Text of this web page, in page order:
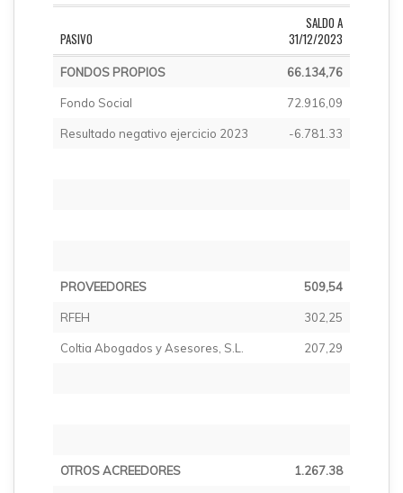
PASIVO
SALDO A
31/12/2023
FONDOS PROPIOS 66.134,76
Fondo Social 72.916,09
Resultado negativo ejercicio 2023 -6.781.33
PROVEEDORES 509,54
RFEH 302,25
Coltia Abogados y Asesores, S.L. 207,29
OTROS ACREEDORES 1.267.38